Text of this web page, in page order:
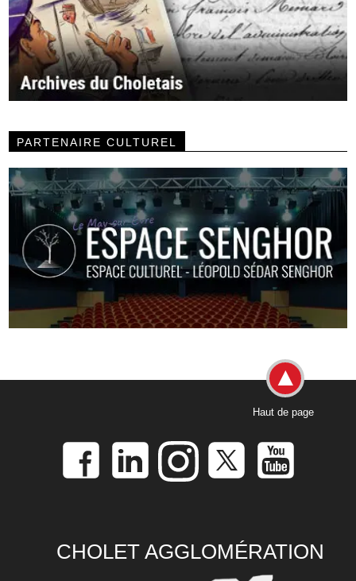
PARTENAIRE CULTUREL
Haut de page
CHOLET AGGLOMÉRATION